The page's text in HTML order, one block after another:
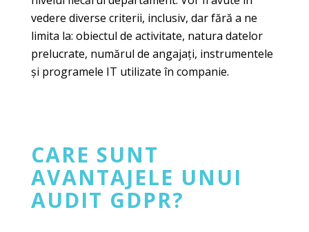
vedere diverse criterii, inclusiv, dar fără a ne
limita la: obiectul de activitate, natura datelor
prelucrate, numărul de angajați, instrumentele
și programele IT utilizate în companie.
CARE SUNT
AVANTAJELE UNUI
AUDIT GDPR?